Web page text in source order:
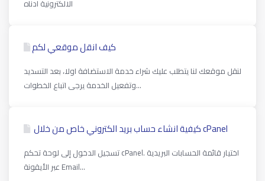
كيف انقل موقعي لكم
لنقل موقعك لنا يتطلب عليك شراء خدمة الاستضافة اولا، بعد التسديد
وتفعيل الخدمة يرجى اتباع الخطوات...
كیفیة انشاء حساب بريد الكتروني خاص من خلال cPanel
تسجيل الدخول إلى لوحة تحكم cPanel. اختيار قائمة الحسابات البريدية
عبر الأيقونة Email...